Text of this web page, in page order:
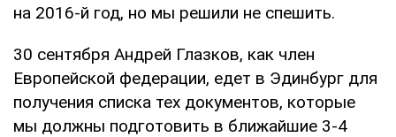
на 2016-й год, но мы решили не спешить.
30 сентября Андрей Глазков, как член
Европейской федерации, едет в Эдинбург для
получения списка тех документов, которые
мы должны подготовить в ближайшие 3-4